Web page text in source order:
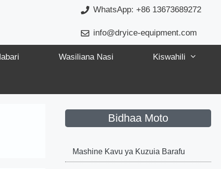
WhatsApp: +86 13673689272
info@dryice-equipment.com
Wasiliana Nasi Kiswahili
Bidhaa Moto
Mashine Kavu ya Kuzuia Barafu